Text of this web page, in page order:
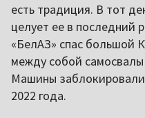
есть традиция. В тот
целует ее в последний
«БелАЗ» спас большой
между собой
Машины
2022 года.